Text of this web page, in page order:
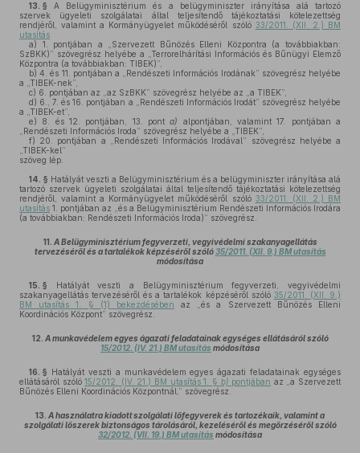
13. § A Belügyminisztérium és a belügyminiszter irányítása alá tartozó
szervek ügyeleti szolgálatai által teljesítendő tájékoztatási kötelezettség
rendjéről, valamint a Kormányügyelet működéséről szóló 33/2011. (XII. 2.) BM
utasítás
a) 1. pontjában a „Szervezett Bűnözés Elleni Központra (a továbbiakban:
SzBKK)” szövegrész helyébe a „Terrorelhárítási Információs és Bűnügyi Elemző
Központra (a továbbiakban: TIBEK)”,
b) 4. és 11. pontjában a „Rendészeti Információs Irodának” szövegrész helyébe
a „TIBEK-nek”,
c) 6. pontjában az „az SzBKK” szövegrész helyébe az „a TIBEK”,
d) 6., 7. és 16. pontjában a „Rendészeti Információs Irodát” szövegrész helyébe
a „TIBEK-et”,
e) 8. és 12. pontjában, 13. ponta)
alpontjában, valamint 17. pontjában a
„Rendészeti Információs Iroda” szövegrész helyébe a „TIBEK”,
f) 20. pontjában a „Rendészeti Információs Irodával” szövegrész helyébe a
„TIBEK-kel”
szöveg lép.
14. § Hatályát veszti a Belügyminisztérium és a belügyminiszter irányítása alá
tartozó szervek ügyeleti szolgálatai által teljesítendő tájékoztatási kötelezettség
rendjéről, valamint a Kormányügyelet működéséről szóló 33/2011. (XII. 2.) BM
utasítás 1. pontjában az „és a Belügyminisztérium Rendészeti Információs Irodára
(a továbbiakban: Rendészeti Információs Iroda)” szövegrész.
11. A Belügyminisztérium fegyverzeti, vegyivédelmi szakanyagellátás
tervezéséről és a tartalékok képzéséről szóló35/2011. (XII. 9.) BM utasítás
módosítása
15. § Hatályát veszti a Belügyminisztérium fegyverzeti, vegyivédelmi
szakanyagellátás tervezéséről és a tartalékok képzéséről szóló 35/2011. (XII. 9.)
BM utasítás 1. § (1) bekezdésében az „és a Szervezett Bűnözés Elleni
Koordinációs Központ” szövegrész.
12. A munkavédelem egyes ágazati feladatainak egységes ellátásáról szóló
15/2012. (IV. 21.) BM utasítás módosítása
16. § Hatályát veszti a munkavédelem egyes ágazati feladatainak egységes
ellátásáról szóló15/2012. (IV. 21.) BM utasítás 1. § b) pontjában az „a Szervezett
Bűnözés Elleni Koordinációs Központnál,” szövegrész.
13. A használatra kiadott szolgálati lőfegyverek és tartozékaik, valamint a
szolgálati lőszerek biztonságos tárolásáról, kezeléséről és megőrzéséről szóló
32/2012. (VII. 19.) BM utasítás módosítása